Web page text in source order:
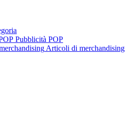
Pubblicità POP
Articoli di merchandising